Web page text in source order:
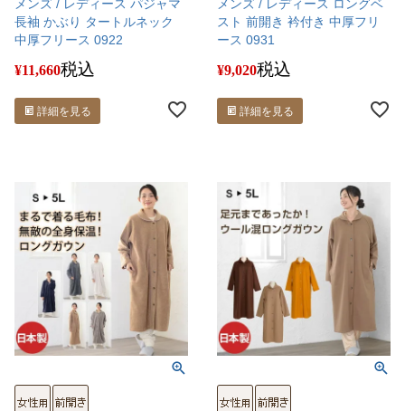
メンズ / レディース パジャマ
長袖 かぶり タートルネック
中厚フリース 0922
¥11,660税込
詳細を見る
メンズ / レディース ロングベ
スト 前開き 衿付き 中厚フリ
ース 0931
¥9,020税込
詳細を見る